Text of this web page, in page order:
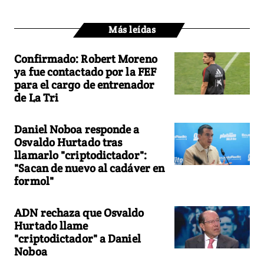
Más leídas
Confirmado: Robert Moreno
ya fue contactado por la FEF
para el cargo de entrenador
de La Tri
Daniel Noboa responde a
Osvaldo Hurtado tras
llamarlo "criptodictador":
"Sacan de nuevo al cadáver en
formol"
ADN rechaza que Osvaldo
Hurtado llame
"criptodictador" a Daniel
Noboa